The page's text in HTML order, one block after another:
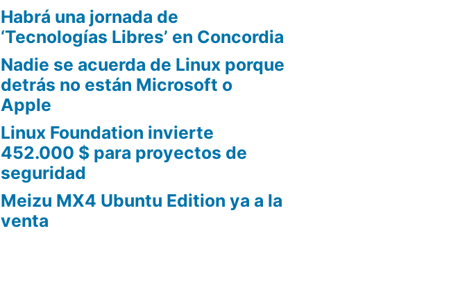
Habrá una jornada de
‘Tecnologías Libres’ en Concordia
Nadie se acuerda de Linux porque
detrás no están Microsoft o
Apple
Linux Foundation invierte
452.000 $ para proyectos de
seguridad
Meizu MX4 Ubuntu Edition ya a la
venta